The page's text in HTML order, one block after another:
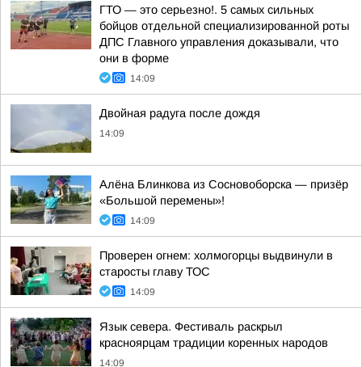
ГТО — это серьезно!. 5 самых сильных
бойцов отдельной специализированной роты
ДПС Главного управления доказывали, что
они в форме
14:09
Двойная радуга после дождя
14:09
Алёна Блинкова из Сосновоборска — призёр
«Большой перемены»!
14:09
Проверен огнем: холмогорцы выдвинули в
старосты главу ТОС
14:09
Язык севера. Фестиваль раскрыл
красноярцам традиции коренных народов
14:09